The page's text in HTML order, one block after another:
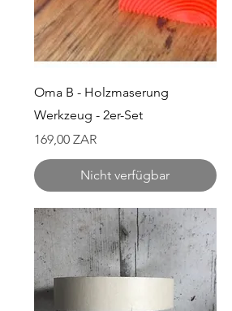
Schnellansicht
Oma B - Holzmaserung
Werkzeug - 2er-Set
Preis
169,00 ZAR
Nicht verfügbar